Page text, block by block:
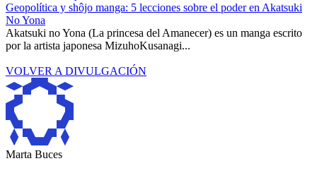
Geopolítica y shôjo manga: 5 lecciones sobre el poder en Akatsuki
No Yona
Akatsuki no Yona (La princesa del Amanecer) es un manga escrito
por la artista japonesa MizuhoKusanagi...
VOLVER A DIVULGACIÓN
Marta Buces